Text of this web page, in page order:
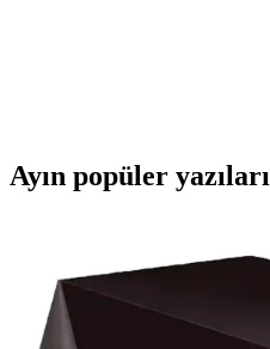
Ayın popüler yazıları